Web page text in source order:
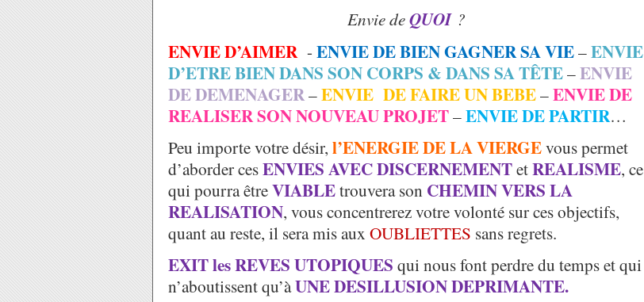
Envie deQUOI?
ENVIE D’AIMER - ENVIE DE BIEN GAGNER SA VIE–ENVIE
D’ETRE BIEN DANS SON CORPS & DANS SA TÊTE–ENVIE
DE DEMENAGER–ENVIE DE FAIRE UN BEBE–ENVIE DE
REALISER SON NOUVEAU PROJET–ENVIE DE PARTIR…
Peu importe votre désir, l’ENERGIE DE LA VIERGEvous permet
d’aborder cesENVIES AVEC DISCERNEMENTetREALISME, ce
qui pourra êtreVIABLEtrouvera son CHEMIN VERS LA
REALISATION, vous concentrerez votre volonté sur ces objectifs,
quant au reste, il sera mis aux OUBLIETTES sans regrets.
EXIT les REVES UTOPIQUES qui nous font perdre du temps et qui
n’aboutissent qu’àUNE DESILLUSIONDEPRIMANTE.